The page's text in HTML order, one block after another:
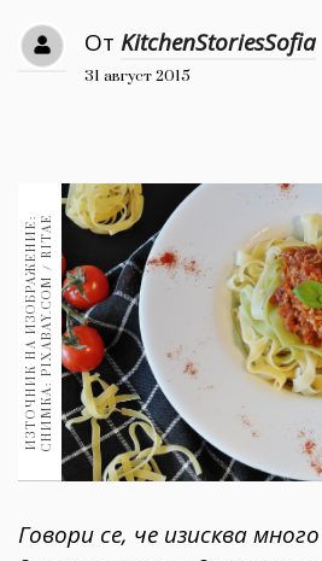
Дизайн
Книги
30+ 1970
Гурме 1710
Пътувай
237
Здраве 389
382
От KitchenStoriesSofia
31 август 2015
И
З
Т
О
Ч
Н
И
К
Н
А
И
З
О
Б
Р
А
Ж
Е
Н
И
Е
:
С
Н
И
М
К
А
:
P
I
X
A
B
A
Y
.
C
O
M
/
R
I
T
AE
Говори се, че изисква